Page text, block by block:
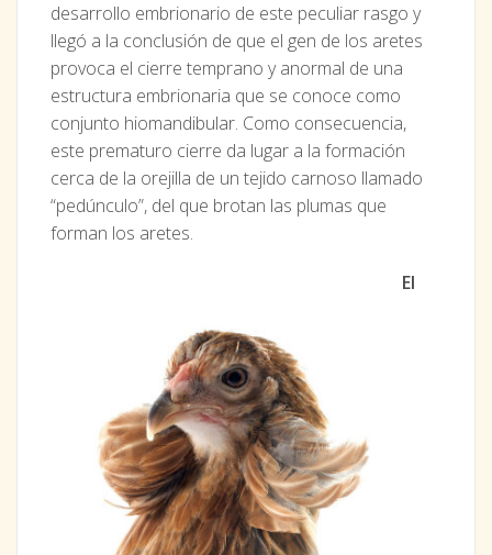
desarrollo embrionario de este peculiar rasgo y
llegó a la conclusión de que el gen de los aretes
provoca el cierre temprano y anormal de una
estructura embrionaria que se conoce como
conjunto hiomandibular. Como consecuencia,
este prematuro cierre da lugar a la formación
cerca de la orejilla de un tejido carnoso llamado
“pedúnculo”, del que brotan las plumas que
forman los aretes.
El